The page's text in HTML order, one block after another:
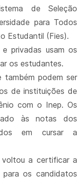
de Seleção
para Todos
Estudantil (Fies).
privadas usam os
os estudantes.
também podem ser
de instituições de
com o Inep. Os
às notas dos
em cursar a
a certificar a
os candidatos